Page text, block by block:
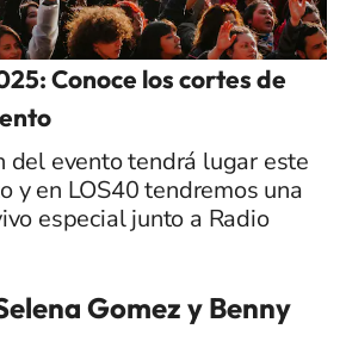
Conoce los cortes de
del evento tendrá lugar este
y en LOS40 tendremos una
especial junto a Radio
Gomez y Benny